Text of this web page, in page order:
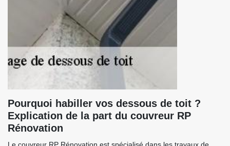
Pourquoi habiller vos dessous de toit ?
Explication de la part du couvreur RP
Rénovation